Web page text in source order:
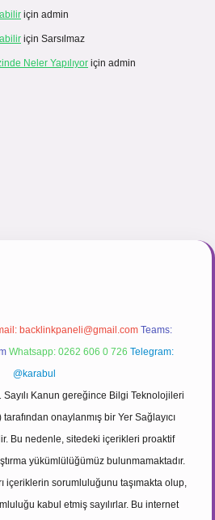
için admin
için Sarsılmaz
Neler Yapılıyor için admin
backlinkpaneli@gmail.com Teams:
Whatsapp: 0262 606 0 726 Telegram:
@karabul
Sayılı Kanun gereğince Bilgi Teknolojileri
onaylanmış bir Yer Sağlayıcı
Bu nedenle, sitedeki içerikleri proaktif
yükümlülüğümüz bulunmamaktadır.
içeriklerin sorumluluğunu taşımakta olup,
kabul etmiş sayılırlar. Bu internet